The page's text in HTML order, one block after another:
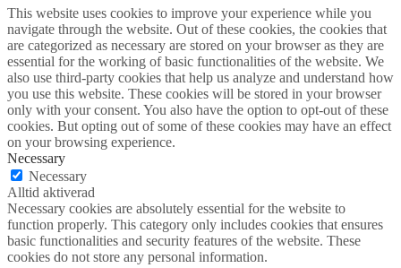
This website uses cookies to improve your experience while you
navigate through the website. Out of these cookies, the cookies that
are categorized as necessary are stored on your browser as they are
essential for the working of basic functionalities of the website. We
also use third-party cookies that help us analyze and understand how
you use this website. These cookies will be stored in your browser
only with your consent. You also have the option to opt-out of these
cookies. But opting out of some of these cookies may have an effect
on your browsing experience.
Necessary
Necessary
Alltid aktiverad
Necessary cookies are absolutely essential for the website to
function properly. This category only includes cookies that ensures
basic functionalities and security features of the website. These
cookies do not store any personal information.